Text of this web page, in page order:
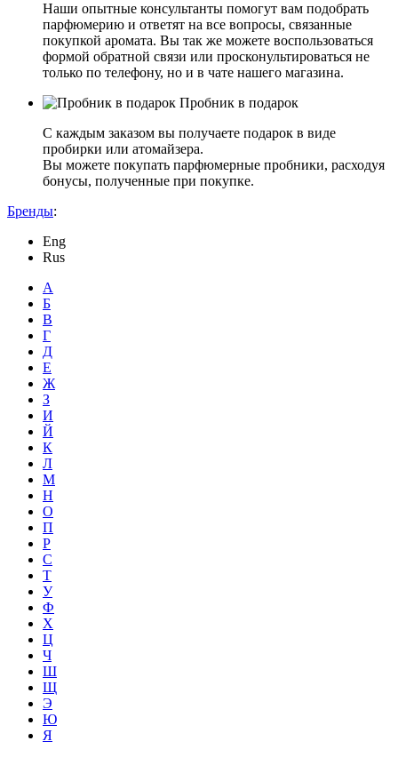
Наши опытные консультанты помогут вам подобрать
парфюмерию и ответят на все вопросы, связанные
покупкой аромата. Вы так же можете воспользоваться
формой обратной связи или просконультироваться не
только по телефону, но и в чате нашего магазина.
Пробник в подарок
С каждым заказом вы получаете подарок в виде
пробирки или атомайзера.
Вы можете покупать парфюмерные пробники, расходуя
бонусы, полученные при покупке.
Бренды:
Eng
Rus
А
Б
В
Г
Д
Е
Ж
З
И
Й
К
Л
М
Н
О
П
Р
С
Т
У
Ф
Х
Ц
Ч
Ш
Щ
Э
Ю
Я